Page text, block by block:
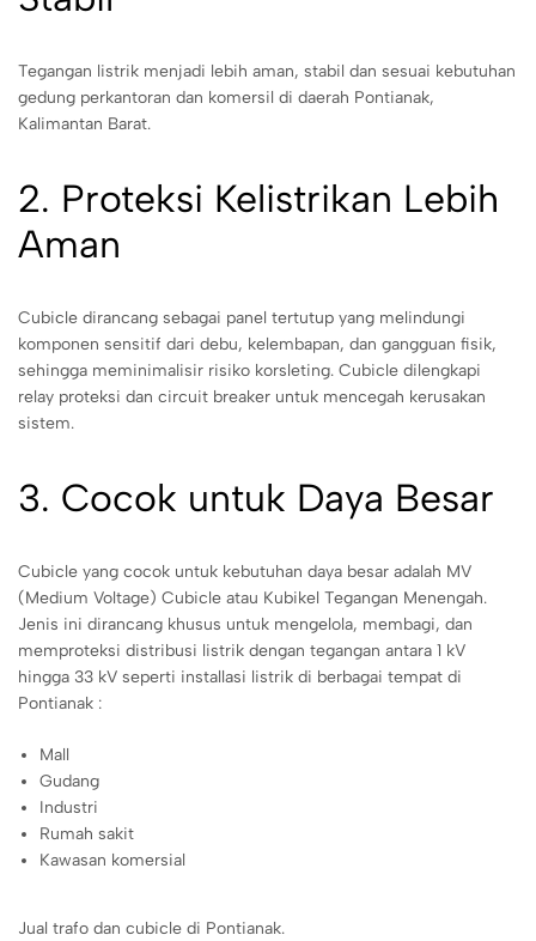
Tegangan listrik menjadi lebih aman, stabil dan sesuai kebutuhan
gedung perkantoran dan komersil di daerah Pontianak,
Kalimantan Barat.
2. Proteksi Kelistrikan Lebih
Aman
Cubicle dirancang sebagai panel tertutup yang melindungi
komponen sensitif dari debu, kelembapan, dan gangguan fisik,
sehingga meminimalisir risiko korsleting. Cubicle dilengkapi
relay proteksi dan circuit breaker untuk mencegah kerusakan
sistem.
3. Cocok untuk Daya Besar
Cubicle yang cocok untuk kebutuhan daya besar adalah MV
(Medium Voltage) Cubicle atau Kubikel Tegangan Menengah.
Jenis ini dirancang khusus untuk mengelola, membagi, dan
memproteksi distribusi listrik dengan tegangan antara 1 kV
hingga 33 kV seperti installasi listrik di berbagai tempat di
Pontianak :
Mall
Gudang
Industri
Rumah sakit
Kawasan komersial
Jual trafo dan cubicle di Pontianak.